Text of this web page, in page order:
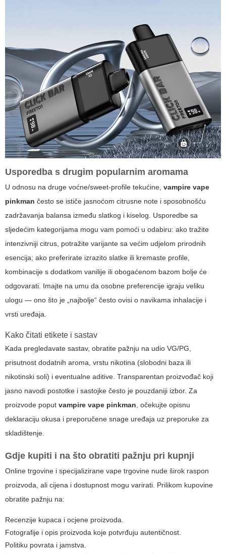
Usporedba s drugim popularnim aromama
U odnosu na druge voćne/sweet-profile tekućine, vampire vape
pinkman često se ističe jasnoćom citrusne note i sposobnošću
zadržavanja balansa između slatkog i kiselog. Usporedbe sa
sljedećim kategorijama mogu vam pomoći u odabiru: ako tražite
intenzivniji citrus, potražite varijante sa većim udjelom prirodnih
esencija; ako preferirate izrazito slatke ili kremaste profile,
kombinacije s dodatkom vanilije ili obogaćenom bazom bolje će
odgovarati. Imajte na umu da osobne preferencije igraju veliku
ulogu — ono što je „najbolje“ često ovisi o navikama inhalacije i
vrsti uređaja.
Kako čitati etikete i sastav
Kada pregledavate sastav, obratite pažnju na udio VG/PG,
prisutnost dodatnih aroma, vrstu nikotina (slobodni baza ili
nikotinski soli) i eventualne aditive. Transparentan proizvođač koji
jasno navodi postotke i sastojke često je pouzdaniji izbor. Za
proizvode poput vampire vape pinkman, očekujte opisnu
deklaraciju okusa i preporučene snage uređaja uz preporuke za
skladištenje.
Gdje kupiti i na što obratiti pažnju pri kupnji
Online trgovine i specijalizirane vape trgovine nude širok raspon
proizvoda, ali cijena i dostupnost mogu varirati. Prilikom kupovine
obratite pažnju na:
Recenzije kupaca i ocjene proizvoda.
Fotografije i opis proizvoda koje potvrđuju autentičnost.
Politiku povrata i jamstva.